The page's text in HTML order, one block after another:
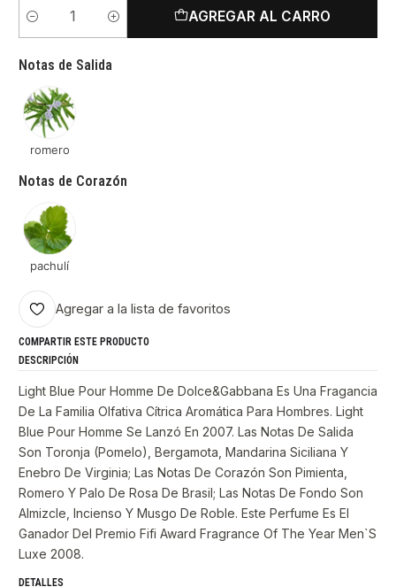
Cantidad
AGREGAR AL CARRO
Notas de Salida
romero
Notas de Corazón
pachulí
Agregar a la lista de favoritos
COMPARTIR ESTE PRODUCTO
DESCRIPCIÓN
Light Blue Pour Homme De Dolce&Gabbana Es Una Fragancia
De La Familia Olfativa Cítrica Aromática Para Hombres. Light
Blue Pour Homme Se Lanzó En 2007. Las Notas De Salida
Son Toronja (Pomelo), Bergamota, Mandarina Siciliana Y
Enebro De Virginia; Las Notas De Corazón Son Pimienta,
Romero Y Palo De Rosa De Brasil; Las Notas De Fondo Son
Almizcle, Incienso Y Musgo De Roble. Este Perfume Es El
Ganador Del Premio Fifi Award Fragrance Of The Year Men`S
Luxe 2008.
DETALLES